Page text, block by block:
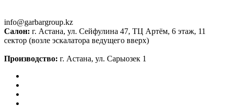
info@garbargroup.kz
Салон: г. Астана, ул. Сейфулина 47, ТЦ Артём, 6 этаж, 11
сектор (возле эскалатора ведущего вверх)
Производство: г. Астана, ул. Сарыозек 1